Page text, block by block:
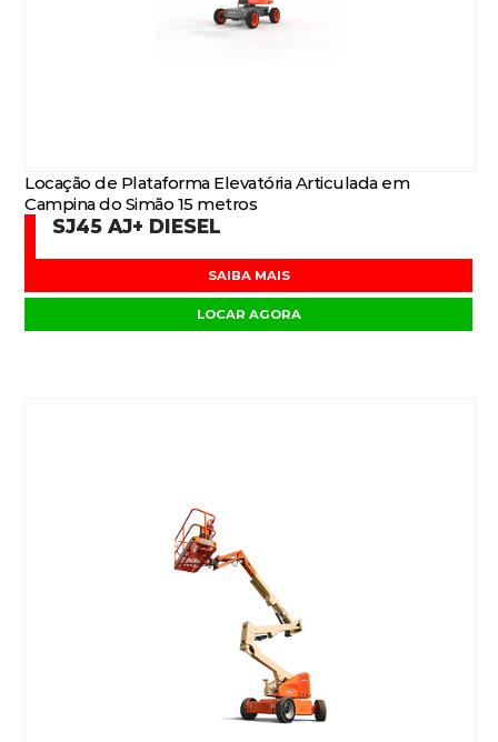
Locação de Plataforma Elevatória Articulada em
Campina do Simão 15 metros
SJ45 AJ+ DIESEL
SAIBA MAIS
LOCAR AGORA